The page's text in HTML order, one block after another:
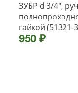
ЗУБР d 3/4″,
гайкой (51321-
950 ₽